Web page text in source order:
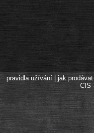
pravidla užívání| jak prodávat
CIS